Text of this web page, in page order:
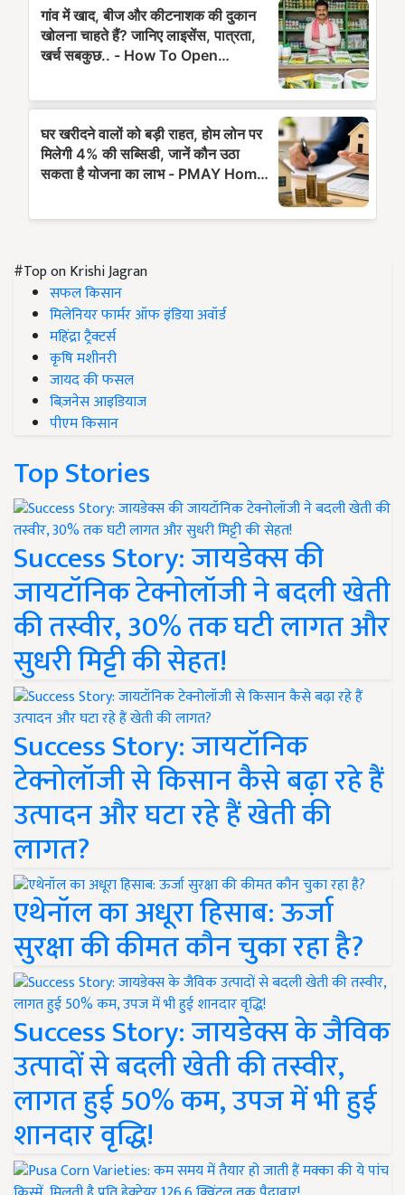
#Top on Krishi Jagran
सफल किसान
मिलेनियर फार्मर ऑफ इंडिया अवॉर्ड
महिंद्रा ट्रैक्टर्स
कृषि मशीनरी
जायद की फसल
बिज़नेस आइडियाज
पीएम किसान
Top Stories
Success Story: जायडेक्स की
जायटॉनिक टेक्नोलॉजी ने बदली खेती
की तस्वीर, 30% तक घटी लागत और
सुधरी मिट्टी की सेहत!
Success Story: जायटॉनिक
टेक्नोलॉजी से किसान कैसे बढ़ा रहे हैं
उत्पादन और घटा रहे हैं खेती की
लागत?
एथेनॉल का अधूरा हिसाब: ऊर्जा
सुरक्षा की कीमत कौन चुका रहा है?
Success Story: जायडेक्स के जैविक
उत्पादों से बदली खेती की तस्वीर,
लागत हुई 50% कम, उपज में भी हुई
शानदार वृद्धि!